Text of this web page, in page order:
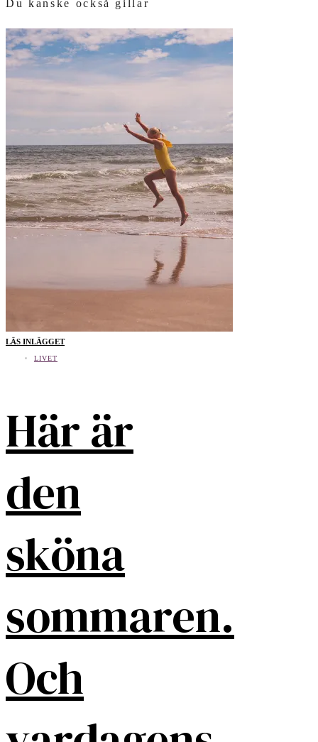
Du kanske också gillar
LÄS INLÄGGET
LIVET
Här är
den
sköna
sommaren.
Och